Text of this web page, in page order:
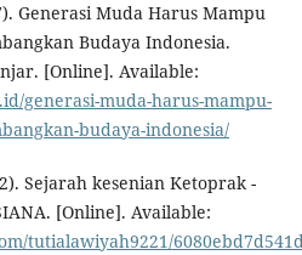
Generasi Muda Harus Mampu
Budaya Indonesia.
[Online]. Available:
generasi-muda-harus-mampu-
budaya-indonesia/
Sejarah kesenian Ketoprak -
[Online]. Available:
tutialawiyah9221/